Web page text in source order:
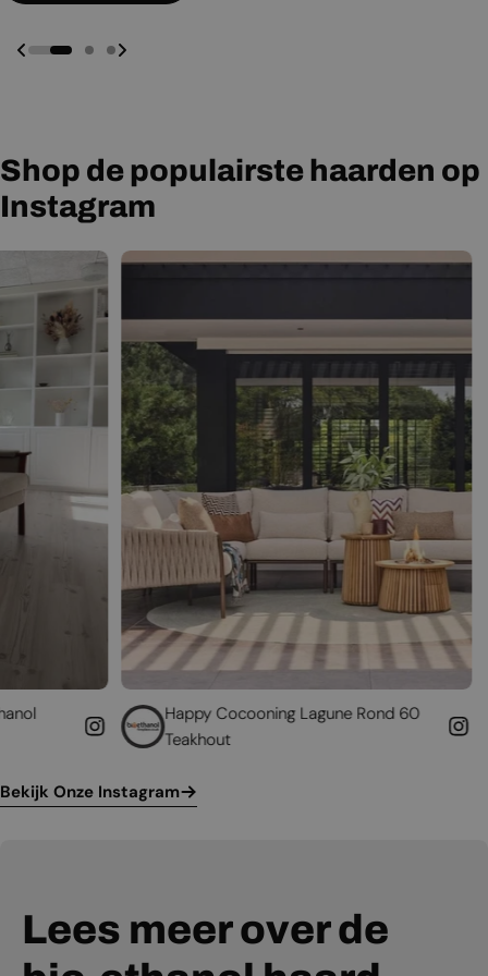
Shop de populairste haarden op
Instagram
Happy Cocooning Lagune Rond 60
Teakhout
Geef uw
Bekijk Onze Instagram
Lees meer over de